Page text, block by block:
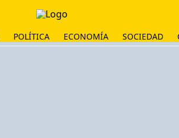
POLÍTICA ECONOMÍA SOCIEDAD